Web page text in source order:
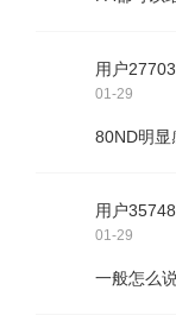
用户
01-29
80ND明显
用户
01-29
一般怎么